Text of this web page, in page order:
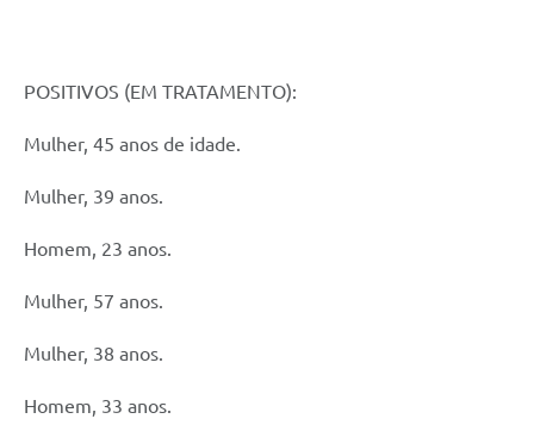
POSITIVOS (EM TRATAMENTO):
Mulher, 45 anos de idade.
Mulher, 39 anos.
Homem, 23 anos.
Mulher, 57 anos.
Mulher, 38 anos.
Homem, 33 anos.